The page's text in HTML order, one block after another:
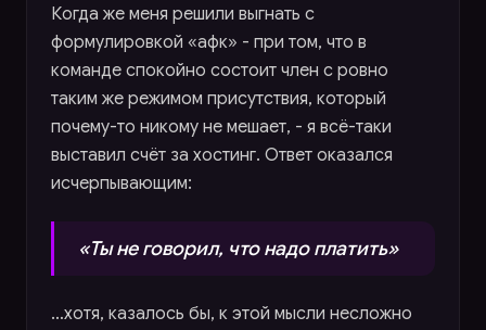
Когда же меня решили выгнать с
формулировкой «афк» - при том, что в
команде спокойно состоит член с ровно
таким же режимом присутствия, который
почему-то никому не мешает, - я всё-таки
выставил счёт за хостинг. Ответ оказался
исчерпывающим:
«Ты не говорил, что надо платить»
…хотя, казалось бы, к этой мысли несложно